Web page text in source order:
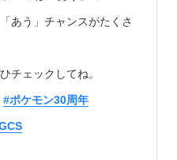
あう」チャンスがたくさ
チェックしてね。
#ポケモン30周年